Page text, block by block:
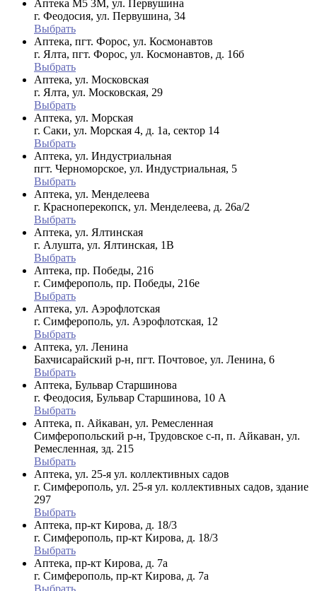
Аптека М5 3М, ул. Первушина
г. Феодосия, ул. Первушина, 34
Выбрать
Аптека, пгт. Форос, ул. Космонавтов
г. Ялта, пгт. Форос, ул. Космонавтов, д. 16б
Выбрать
Аптека, ул. Московская
г. Ялта, ул. Московская, 29
Выбрать
Аптека, ул. Морская
г. Саки, ул. Морская 4, д. 1а, сектор 14
Выбрать
Аптека, ул. Индустриальная
пгт. Черноморское, ул. Индустриальная, 5
Выбрать
Аптека, ул. Менделеева
г. Красноперекопск, ул. Менделеева, д. 26а/2
Выбрать
Аптека, ул. Ялтинская
г. Алушта, ул. Ялтинская, 1В
Выбрать
Аптека, пр. Победы, 216
г. Симферополь, пр. Победы, 216е
Выбрать
Аптека, ул. Аэрофлотская
г. Симферополь, ул. Аэрофлотская, 12
Выбрать
Аптека, ул. Ленина
Бахчисарайский р-н, пгт. Почтовое, ул. Ленина, 6
Выбрать
Аптека, Бульвар Старшинова
г. Феодосия, Бульвар Старшинова, 10 А
Выбрать
Аптека, п. Айкаван, ул. Ремесленная
Симферопольский р-н, Трудовское с-п, п. Айкаван, ул.
Ремесленная, зд. 215
Выбрать
Аптека, ул. 25-я ул. коллективных садов
г. Симферополь, ул. 25-я ул. коллективных садов, здание
297
Выбрать
Аптека, пр-кт Кирова, д. 18/3
г. Симферополь, пр-кт Кирова, д. 18/3
Выбрать
Аптека, пр-кт Кирова, д. 7а
г. Симферополь, пр-кт Кирова, д. 7а
Выбрать